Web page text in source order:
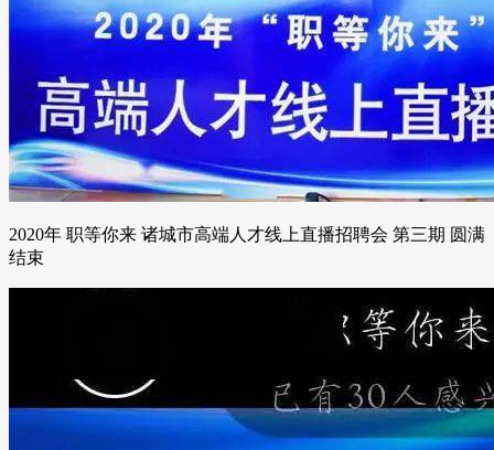
2020年 职等你来 诸城市高端人才线上直播招聘会 第三期 圆满
结束